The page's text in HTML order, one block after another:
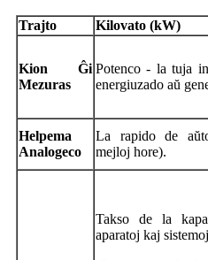
Trajto Kilovato (kW)
Kion Ĝi
Mezuras
Potenco - la tuja
energiuzado aŭ
Helpema
Analogeco
La rapido de
mejloj hore).
Takso de la
aparatoj kaj